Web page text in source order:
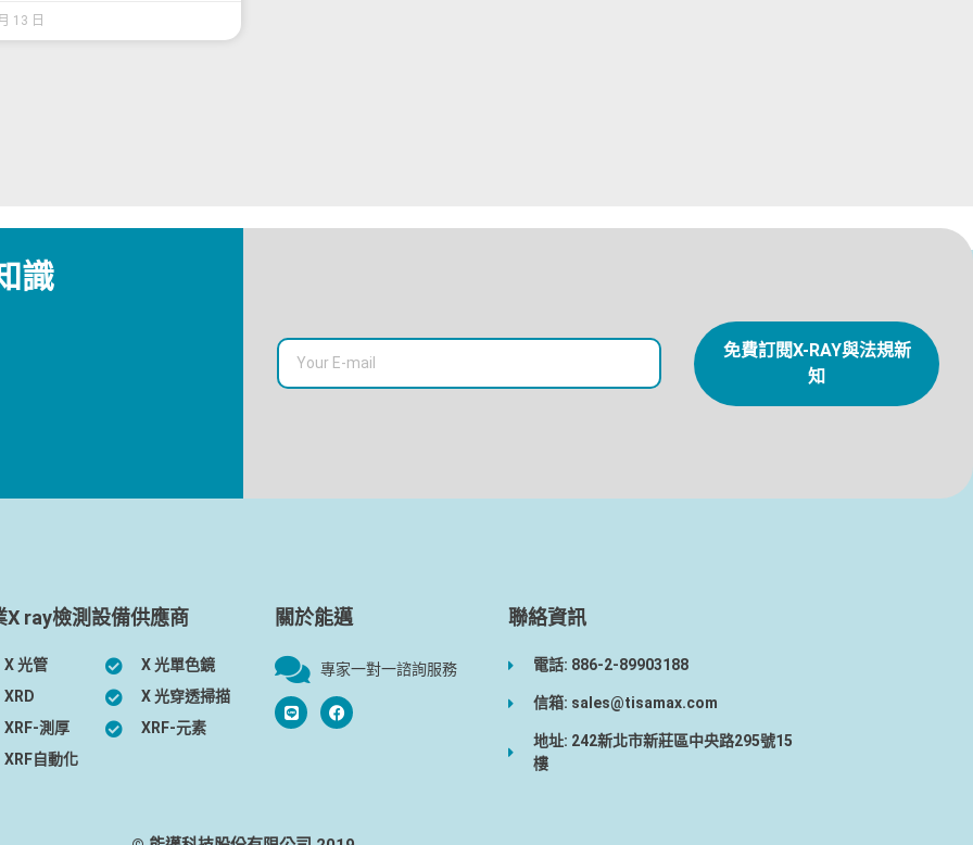
13 日
識
免費訂閱X-RAY與法規新
知
X ray檢測設備供應商
光管
測厚
自動化
X 光單色鏡
X 光穿透掃描
XRF-元素
關於能邁
專家一對一諮詢服務
聯絡資訊
電話: 886-2-89903188
信箱: sales@tisamax.com
地址: 242新北市新莊區中央路295號15
樓